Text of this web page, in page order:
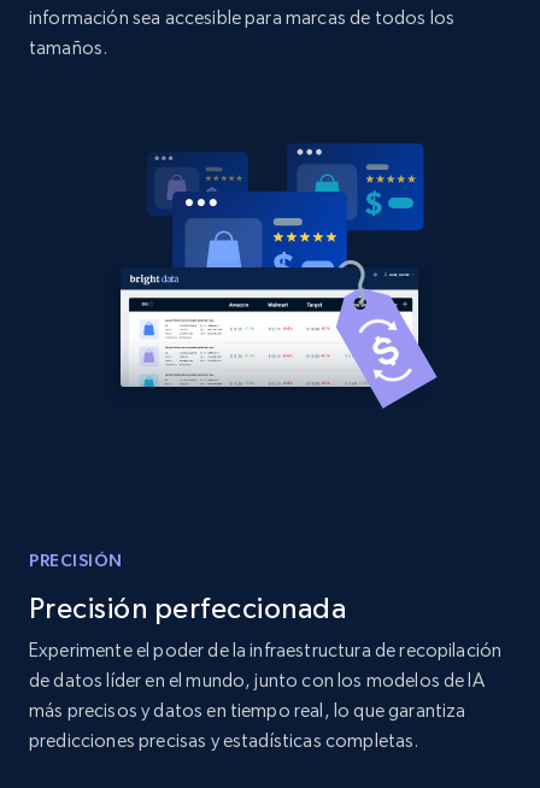
2.1K+
Amazon products global dataset - Collect
Amazon products by seller URL
Title, Seller name, Brand, Description, Initial
price, Currency, Availability, Reviews count, and
375+ Comenzar ahora
price, Currency, Availability, Reviews count, and
2.1K+ 375+ Comenzar ahora
información sea accesible para marcas de todos los
tamaños.
PRECISIÓN
Precisión perfeccionada
Experimente el poder de la infraestructura de recopilación
de datos líder en el mundo, junto con los modelos de IA
más precisos y datos en tiempo real, lo que garantiza
predicciones precisas y estadísticas completas.